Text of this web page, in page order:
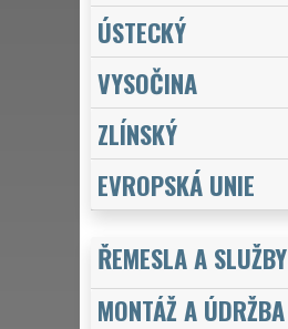
ÚSTECKÝ
VYSOČINA
ZLÍNSKÝ
EVROPSKÁ UNIE
ŘEMESLA A SLUŽBY
MONTÁŽ A ÚDRŽBA